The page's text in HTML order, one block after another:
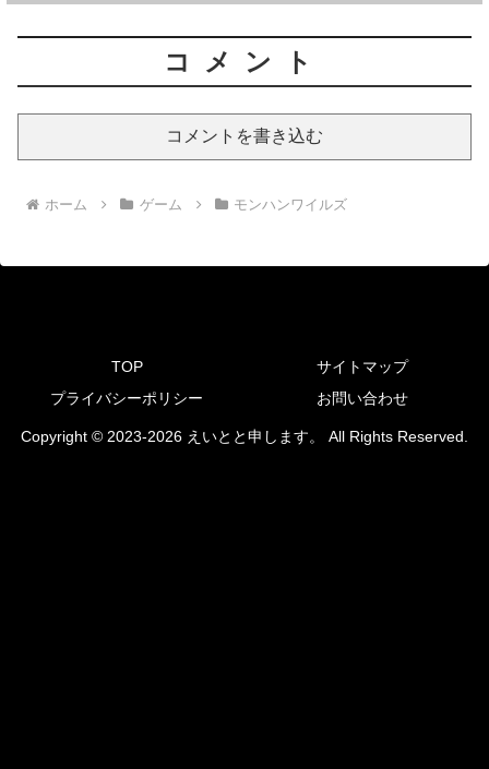
コメント
コメントを書き込む
ホーム ゲーム モンハンワイルズ
TOP
サイトマップ
プライバシーポリシー
お問い合わせ
Copyright © 2023-2026 えいとと申します。 All Rights Reserved.